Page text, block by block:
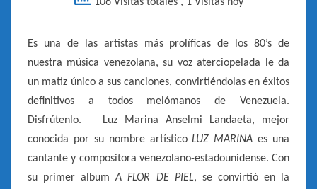
–
Es una de las artistas más prolíficas de los 80’s de
nuestra música venezolana, su voz aterciopelada le da
un matiz único a sus canciones, convirtiéndolas en éxitos
definitivos a todos melómanos de Venezuela.
Disfrútenlo. Luz Marina Anselmi Landaeta, mejor
conocida por su nombre artísticoLUZ MARINA es una
cantante y compositora venezolano-estadounidense. Con
su primer albumA FLOR DE PIEL, se convirtió en la